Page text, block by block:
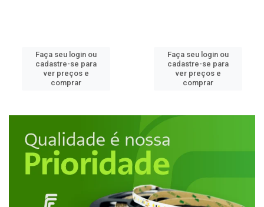
Faça seu login ou
cadastre-se para
ver preços e
comprar
Faça seu login ou
cadastre-se para
ver preços e
comprar